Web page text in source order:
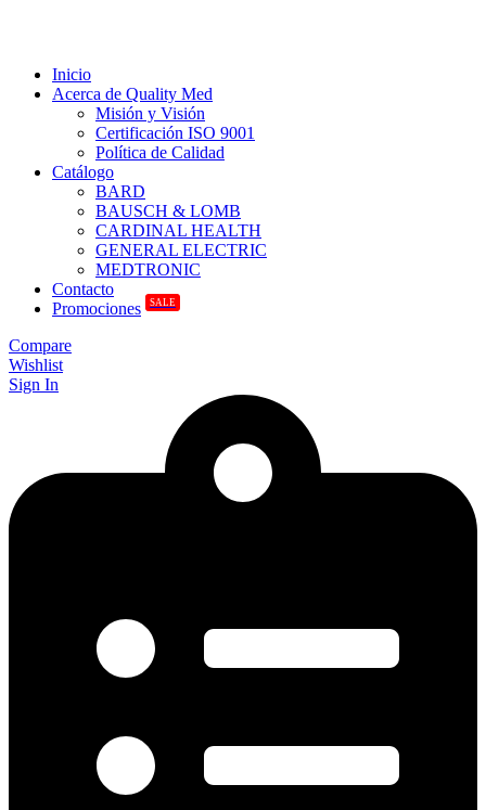
Inicio
Acerca de Quality Med
Misión y Visión
Certificación ISO 9001
Política de Calidad
Catálogo
BARD
BAUSCH & LOMB
CARDINAL HEALTH
GENERAL ELECTRIC
MEDTRONIC
Contacto
Promociones
SALE
Compare
Wishlist
Sign In